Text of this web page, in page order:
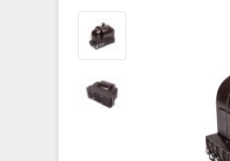
Elementy prowadzenia kabli
Gniazda i łączniki